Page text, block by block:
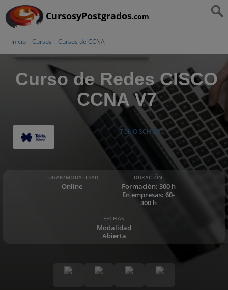
CursosyPostgrados.com
Inicio Cursos Cursos de CCNA
Curso de Redes CISCO
CCNA V7
TOKIO SCHOOL
LUGAR/MODALIDAD
Online
DURACIÓN
Formación: 300 h
En empresas: 60-
300 h
FECHAS
Modalidad
Abierta